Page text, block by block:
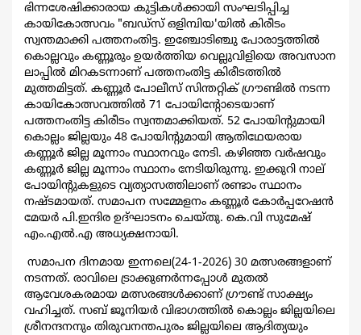
ഭിന്നശേഷിക്കാരായ കുട്ടികൾക്കായി സംഘടിപ്പിച്ച
കായികോത്സവം "ബഡ്സ് ഒളിമ്പിയ'യിൽ കിരീടം
സ്വന്തമാക്കി പത്തനംതിട്ട. ഇഞ്ചോടിഞ്ചു പോരാട്ടത്തിൽ
കൊല്ലവും കണ്ണൂരും ഉയർത്തിയ വെല്ലുവിളിയെ അവസാന
ലാപ്പിൽ മിറകടന്നാണ് പത്തനംതിട്ട കിരീടത്തിൽ
മുത്തമിട്ടത്. കണ്ണൂർ പോലീസ് സിന്തറ്റിക് ഗ്രൗണ്ടിൽ നടന്ന
കായികോത്സവത്തിൽ 71 പോയിന്റോടെയാണ്
പത്തനംതിട്ട കിരീടം സ്വന്തമാക്കിയത്. 52 പോയിന്റുമായി
കൊല്ലം ജില്ലയും 48 പോയിന്റുമായി ആതിഥേയരായ
കണ്ണൂർ ജില്ല മൂന്നാം സ്ഥാനവും നേടി. കഴിഞ്ഞ വർഷവും
കണ്ണൂർ ജില്ല മൂന്നാം സ്ഥാനം നേടിയിരുന്നു. ഇക്കുറി നാല്
പോയിന്റുകളുടെ വ്യത്യാസത്തിലാണ് രണ്ടാം സ്ഥാനം
നഷ്ടമായത്. സമാപന സമ്മേളനം കണ്ണൂർ കോർപ്പറേഷൻ
മേയർ പി.ഇന്ദിര ഉദ്ഘാടനം ചെയ്തു. കെ.വി സുമേഷ്
എം.എൽ.എ അധ്യക്ഷനായി.
സമാപന ദിനമായ ഇന്നലെ(24-1-2026) 30 മത്സരങ്ങളാണ്
നടന്നത്. രാവിലെ ട്രാക്കുണർന്നപ്പോൾ മുതൽ
ആവേശകരമായ മത്സരങ്ങൾക്കാണ് ഗ്രൗണ്ട് സാക്ഷ്യം
വഹിച്ചത്. സബ് ജൂനിയർ വിഭാഗത്തിൽ കൊല്ലം ജില്ലയിലെ
ശ്രീനന്ദനനും തിരുവനന്തപുരം ജില്ലയിലെ ആദിത്യയും